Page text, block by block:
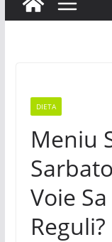
DIETA
Meniu
Voie
Reguli?